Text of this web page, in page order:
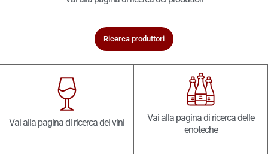
Ricerca produttori
Vai alla pagina di ricerca dei vini
Vai alla pagina di ricerca delle
enoteche